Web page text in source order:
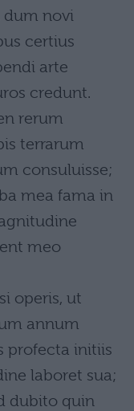
dum novi
certius
arte
credunt.
rerum
terrarum
consuluisse;
mea fama in
meo
operis, ut
annum
profecta initiis
laboret sua;
dubito quin